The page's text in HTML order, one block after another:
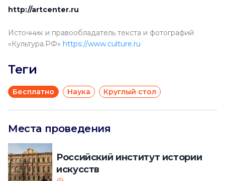
http://artcenter.ru
Источник и правообладатель текста и фотографий
«Культура.РФ» https://www.culture.ru
Теги
Бесплатно Наука Круглый стол
Места проведения
Российский институт истории
искусств